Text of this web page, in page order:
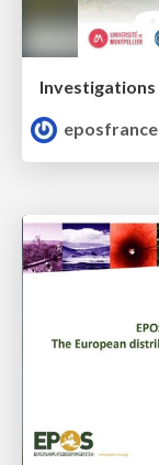
eposfrance